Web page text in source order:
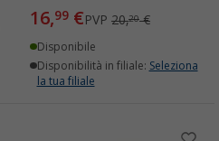
16,99 €PVP 20,20€
Disponibile
Disponibilità in filiale: Seleziona
la tua filiale